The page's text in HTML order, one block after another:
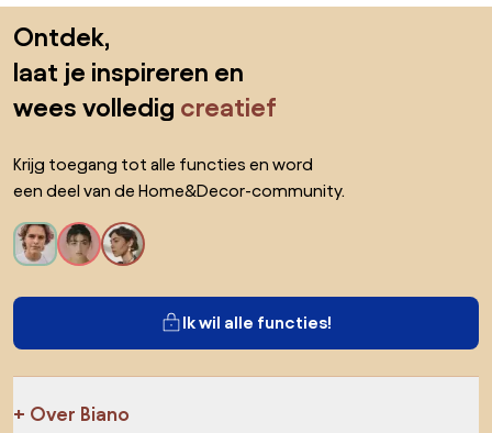
Ontdek,
laat je inspireren en
wees volledig creatief
Krijg toegang tot alle functies en word
een deel van de Home&Decor-community.
Ik wil alle functies!
Over Biano